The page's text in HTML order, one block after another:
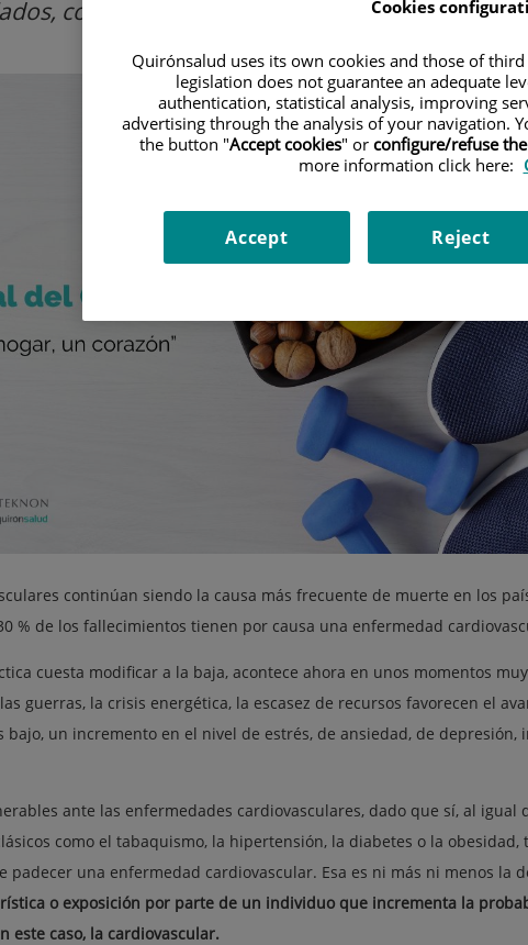
como el nuestro.
continúan siendo la causa más frecuente de muerte en los
% de los fallecimientos tienen por causa una enfermedad
cuesta modificar a la baja, acontece ahora en unos momentos
guerras, la crisis energética, la escasez de recursos favorecen el
bajo, un incremento en el nivel de estrés, de ansiedad, de depresión,
ante las enfermedades cardiovasculares, dado que sí, al igual
como el tabaquismo, la hipertensión, la diabetes o la obesidad,
padecer una enfermedad cardiovascular. Esa es ni más ni menos la
o exposición por parte de un individuo que incrementa la
este caso, la cardiovascular.
Cookies
Quirónsalud uses its own cookies and those of
legislation does not guarantee an adequate
authentication, statistical analysis, improving
advertising through the analysis of your navigation.
the button "Accept cookies" or configure/refuse
more information click here:
Reject
Accept